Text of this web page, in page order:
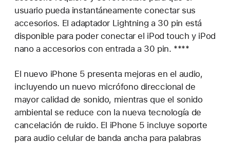
usuario pueda instantáneamente conectar sus
accesorios. El adaptador Lightning a 30 pin está
disponible para poder conectar el iPod touch y iPod
nano a accesorios con entrada a 30 pin. ****
El nuevo iPhone 5 presenta mejoras en el audio,
incluyendo un nuevo micrófono direccional de
mayor calidad de sonido, mientras que el sonido
ambiental se reduce con la nueva tecnología de
cancelación de ruido. El iPhone 5 incluye soporte
para audio celular de banda ancha para palabras